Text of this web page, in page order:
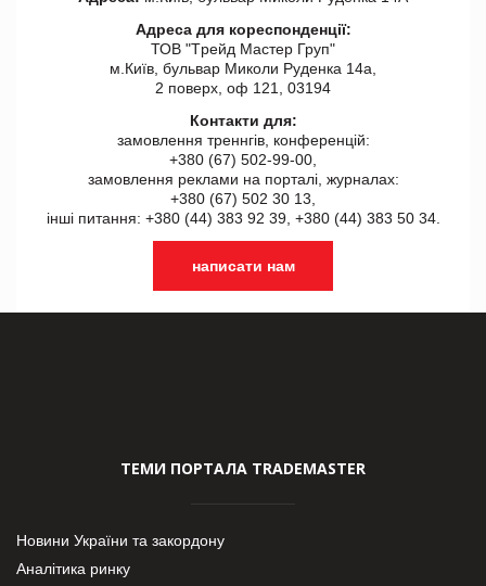
Адреса для кореспонденції:
ТОВ "Tрейд Мастер Груп"
м.Київ, бульвар Миколи Руденка 14а,
2 поверх, оф 121, 03194
Контакти для:
замовлення треннгів, конференцій:
+380 (67) 502-99-00,
замовлення реклами на порталі, журналах:
+380 (67) 502 30 13,
інші питання: +380 (44) 383 92 39, +380 (44) 383 50 34.
написати нам
ТЕМИ ПОРТАЛА TRADEMASTER
Новини України та закордону
Аналітика ринку